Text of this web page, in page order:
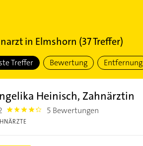
in Elmshorn (37Treffer)
Treffer Bewertung Entfernung
Heinisch, Zahnärztin
4.2000003 5 Bewertungen